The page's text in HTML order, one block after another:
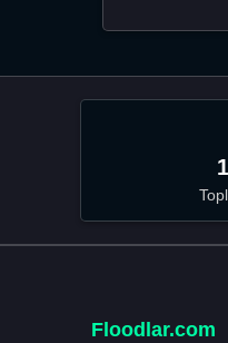
Floodlar.com